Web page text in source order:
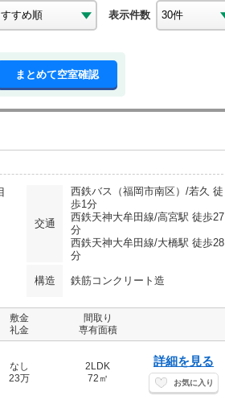
表示件数
まとめて空室確認
交通
西鉄バス（福岡市南区）/若久 徒
歩1分
西鉄天神大牟田線/高宮駅 徒歩27
分
西鉄天神大牟田線/大橋駅 徒歩28
分
構造 鉄筋コンクリート造
敷金
礼金
間取り
専有面積
なし
23万
2LDK
72㎡
詳細を見る
お気に入り